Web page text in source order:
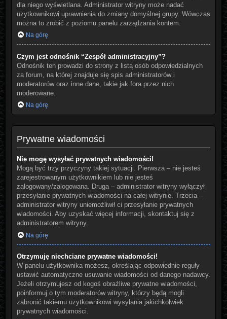
dla niego wyświetlana. Administrator witryny może nadać
użytkownikowi uprawnienia do zmiany domyślnej grupy. Wówczas
można to zrobić z poziomu panelu zarządzania kontem.
Na górę
Czym jest odnośnik “Zespół administracyjny”?
Odnośnik ten prowadzi do strony z listą osób odpowiedzialnych
za forum, na której znajduje się spis administratorów i
moderatorów oraz inne dane, takie jak fora przez nich
moderowane.
Na górę
Prywatne wiadomości
Nie mogę wysyłać prywatnych wiadomości!
Mogą być trzy przyczyny takiej sytuacji. Pierwsza – nie jesteś
zarejestrowanym użytkownikiem lub nie jesteś
zalogowany/zalogowana. Druga – administrator witryny wyłączył
przesyłanie prywatnych wiadomości na całej witrynie. Trzecia –
administrator witryny uniemożliwił ci przesyłanie prywatnych
wiadomości. Aby uzyskać więcej informacji, skontaktuj się z
administratorem witryny.
Na górę
Otrzymuję niechciane prywatne wiadomości!
W panelu użytkownika możesz, określając odpowiednie reguły
ustawić automatyczne usuwanie wiadomości od danego nadawcy.
Jeżeli otrzymujesz od kogoś obraźliwe prywatne wiadomości,
poinformuj o tym moderatorów witryny, którzy będą mogli
zabronić takiemu użytkownikowi wysyłania jakichkolwiek
prywatnych wiadomości.